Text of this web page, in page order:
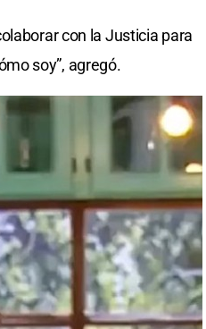
con la Justicia para
soy”, agregó.